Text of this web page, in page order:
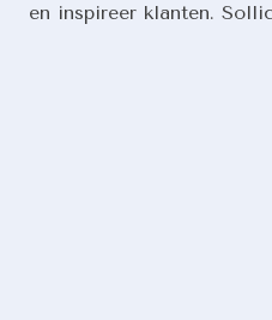
en inspireer klanten.